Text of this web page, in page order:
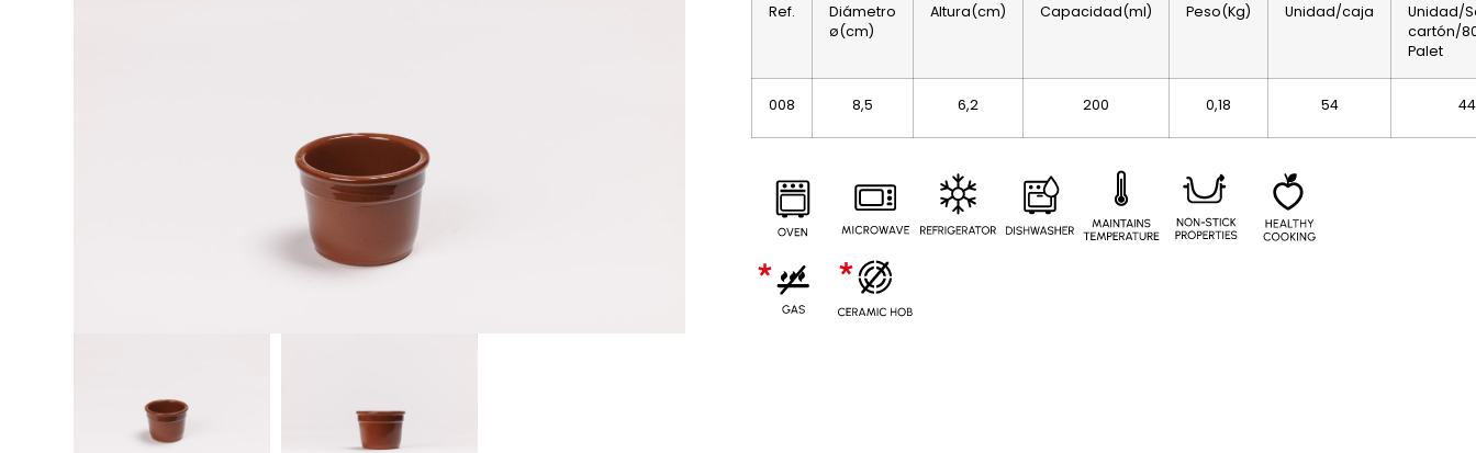
Ref.
Diámetro
ø(cm)
Altura(cm) Capacidad(ml) Peso(Kg) Unidad/caja
Unidad/
cartón/
Palet
008 8,5 6,2 200 0,18 54